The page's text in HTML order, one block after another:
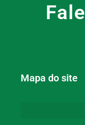
Mapa do site